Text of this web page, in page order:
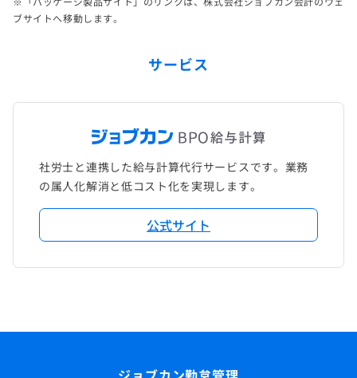
ブサイトへ移動します。
サービス
社労士と連携した給与計算代行サービスです。業務
の属人化解消と低コスト化を実現します。
公式サイト